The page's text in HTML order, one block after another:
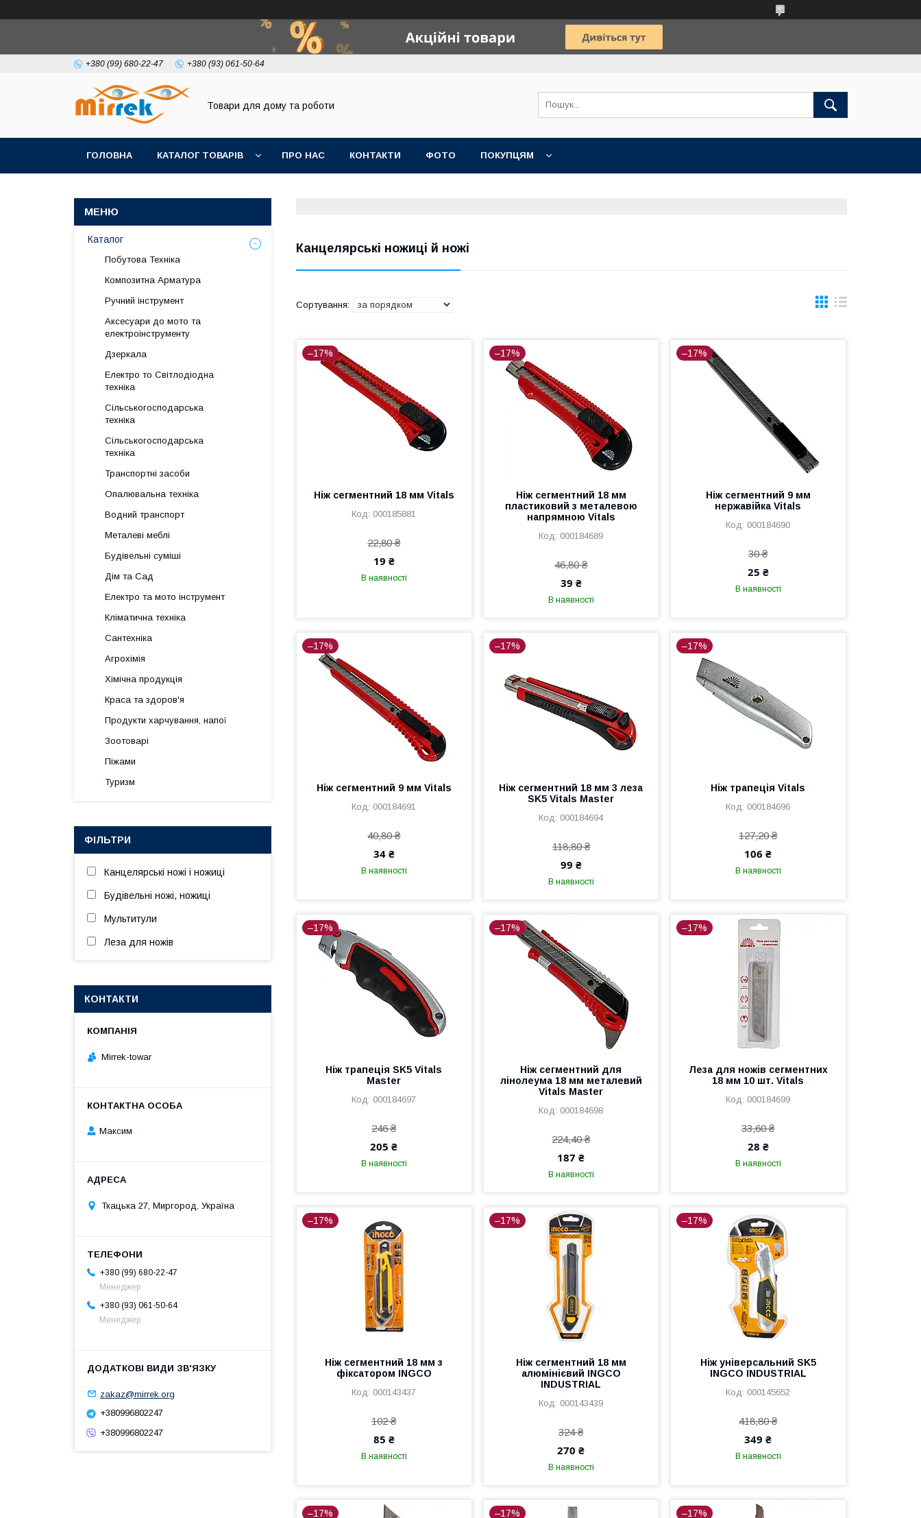
+380 (99) 680-22-47 +380 (93) 061-50-64
Товари для дому та роботи
ГОЛОВНА КАТАЛОГ ТОВАРІВ ПРО НАС КОНТАКТИ ФОТО ПОКУПЦЯМ
Канцелярські ножиці й ножі
–17%
Ніж сегментний 18 мм Vitals
000185881
22,80 ₴
19 ₴
В наявності
–17%
Ніж сегментний 18 мм
пластиковий з металевою
напрямною Vitals
000184689
46,80 ₴
39 ₴
В наявності
–17%
Ніж сегментний 9 мм
нержавійка Vitals
000184690
30 ₴
25 ₴
В наявності
–17%
Ніж сегментний 9 мм Vitals
000184691
40,80 ₴
34 ₴
В наявності
–17%
Ніж сегментний 18 мм 3 леза
SK5 Vitals Master
000184694
118,80 ₴
99 ₴
В наявності
–17%
Ніж трапеція Vitals
000184696
127,20 ₴
106 ₴
В наявності
–17%
Ніж трапеція SK5 Vitals
Master
000184697
246 ₴
205 ₴
В наявності
–17%
Ніж сегментний для
лінолеума 18 мм металевий
Vitals Master
000184698
224,40 ₴
187 ₴
В наявності
–17%
Леза для ножів сегментних
18 мм 10 шт. Vitals
000184699
33,60 ₴
28 ₴
В наявності
–17%
Ніж сегментний 18 мм з
фіксатором INGCO
000143437
102 ₴
85 ₴
В наявності
–17%
Ніж сегментний 18 мм
алюмінієвий INGCO
INDUSTRIAL
000143439
324 ₴
270 ₴
В наявності
–17%
Ніж універсальний SK5
INGCO INDUSTRIAL
000145652
418,80 ₴
349 ₴
В наявності
–17% –17% –17%
Каталог
Побутова Техніка
Композитна Арматура
Ручний інструмент
Аксесуари до мото та
електроінструменту
Дзеркала
Електро то Світлодіодна
техніка
Сільськогосподарська
техніка
Сільськогосподарська
техніка
Транспортні засоби
Опалювальна техніка
Водний транспорт
Металеві меблі
Будівельні суміші
Дім та Сад
Електро та мото інструмент
Кліматична техніка
Сантехніка
Агрохімія
Хімічна продукція
Краса та здоров'я
Продукти харчування, напої
Зоотоварі
Піжами
Туризм
ФІЛЬТРИ
Канцелярські ножі і ножиці
Будівельні ножі, ножиці
Мультитули
Леза для ножів
КОНТАКТИ
Mirrek-towar
Максим
Ткацька 27, Миргород, Україна
+380 (99) 680-22-47
Менеджер
+380 (93) 061-50-64
Менеджер
zakaz@mirrek.org
+380996802247
+380996802247